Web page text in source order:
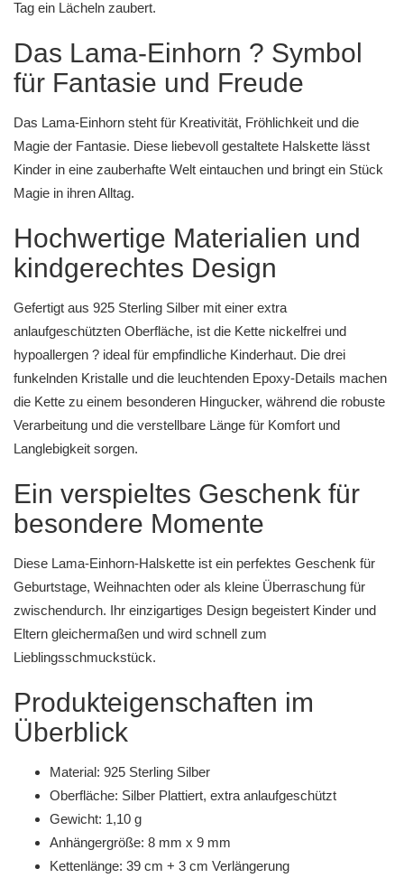
Tag ein Lächeln zaubert.
Das Lama-Einhorn ? Symbol
für Fantasie und Freude
Das Lama-Einhorn steht für Kreativität, Fröhlichkeit und die
Magie der Fantasie. Diese liebevoll gestaltete Halskette lässt
Kinder in eine zauberhafte Welt eintauchen und bringt ein Stück
Magie in ihren Alltag.
Hochwertige Materialien und
kindgerechtes Design
Gefertigt aus 925 Sterling Silber mit einer extra
anlaufgeschützten Oberfläche, ist die Kette nickelfrei und
hypoallergen ? ideal für empfindliche Kinderhaut. Die drei
funkelnden Kristalle und die leuchtenden Epoxy-Details machen
die Kette zu einem besonderen Hingucker, während die robuste
Verarbeitung und die verstellbare Länge für Komfort und
Langlebigkeit sorgen.
Ein verspieltes Geschenk für
besondere Momente
Diese Lama-Einhorn-Halskette ist ein perfektes Geschenk für
Geburtstage, Weihnachten oder als kleine Überraschung für
zwischendurch. Ihr einzigartiges Design begeistert Kinder und
Eltern gleichermaßen und wird schnell zum
Lieblingsschmuckstück.
Produkteigenschaften im
Überblick
Material: 925 Sterling Silber
Oberfläche: Silber Plattiert, extra anlaufgeschützt
Gewicht: 1,10 g
Anhängergröße: 8 mm x 9 mm
Kettenlänge: 39 cm + 3 cm Verlängerung